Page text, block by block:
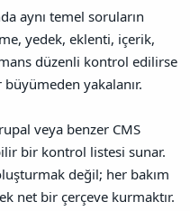
aynı temel soruların
yedek, eklenti, içerik,
düzenli kontrol edilirse
yakalanır.
veya benzer CMS
bir kontrol listesi sunar.
değil; her bakım
net bir çerçeve kurmaktır.